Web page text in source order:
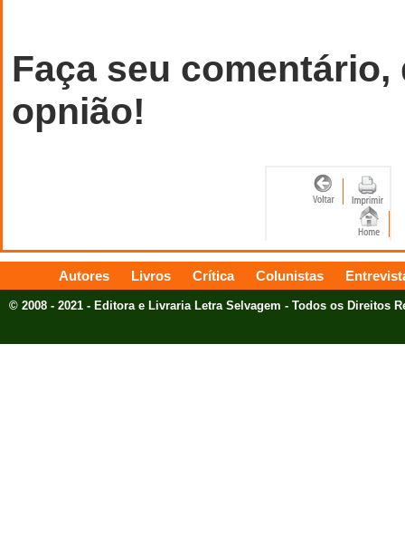
Faça seu comentário,
opnião!
Autores Livros Crítica Colunistas
© 2008 - 2021 - Editora e Livraria Letra Selvagem - Todos os Direitos